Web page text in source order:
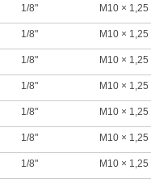
1/8" M10 × 1,25
1/8" M10 × 1,25
1/8" M10 × 1,25
1/8" M10 × 1,25
1/8" M10 × 1,25
1/8" M10 × 1,25
1/8" M10 × 1,25